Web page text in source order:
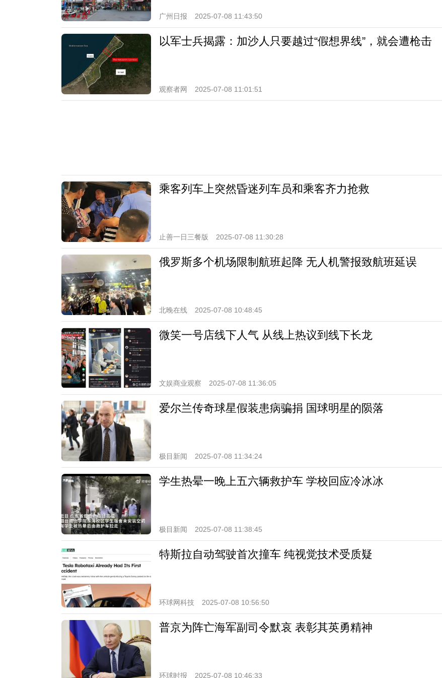
广州日报 2025-07-08 11:43:50
以军士兵揭露：加沙人只要越过“假想界线”，就会遭枪击
观察者网 2025-07-08 11:01:51
乘客列车上突然昏迷列车员和乘客齐力抢救
止善一日三餐版 2025-07-08 11:30:28
俄罗斯多个机场限制航班起降 无人机警报致航班延误
北晚在线 2025-07-08 10:48:45
微笑一号店线下人气 从线上热议到线下长龙
文娱商业观察 2025-07-08 11:36:05
爱尔兰传奇球星假装患病骗捐 国球明星的陨落
极目新闻 2025-07-08 11:34:24
学生热晕一晚上五六辆救护车 学校回应冷冰冰
极目新闻 2025-07-08 11:38:45
特斯拉自动驾驶首次撞车 纯视觉技术受质疑
环球网科技 2025-07-08 10:56:50
普京为阵亡海军副司令默哀 表彰其英勇精神
环球时报 2025-07-08 10:46:33